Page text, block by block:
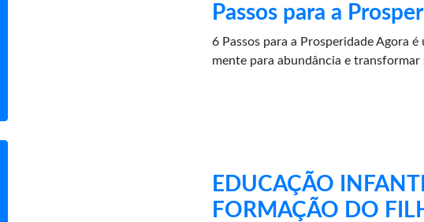
Passos para a
6 Passos para a Prosperidade Agora
mente para abundância e transformar
EDUCAÇÃO
FORMAÇÃO DO